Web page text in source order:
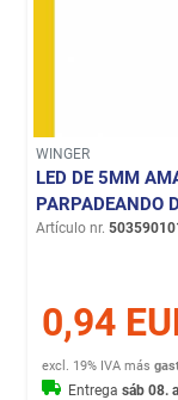
WINGER
LED DE 5MM
PARPADEANDO
Artículo nr.
0,94
excl. 19% IVA más
Entregasáb 08.